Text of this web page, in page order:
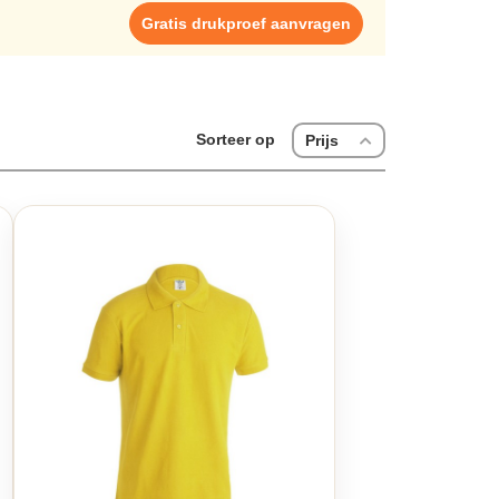
en de hoogste kwaliteit wordt gegarandeerd. Of je
altijd de beste kwaliteit. Wij voorzien in allerlei
Wil je weten over jacks bedrukken, wij
Gratis drukproef aanvragen
Sorteer op Prijs